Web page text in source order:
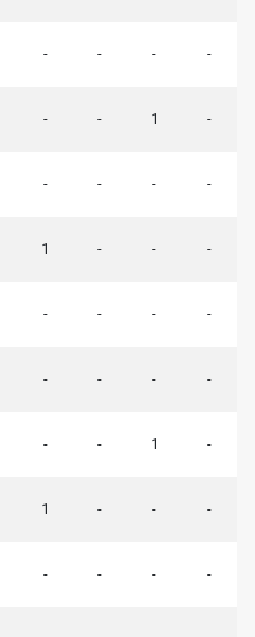
- - - -
- - 1 -
- - - -
1 - - -
- - - -
- - - -
- - 1 -
1 - - -
- - - -